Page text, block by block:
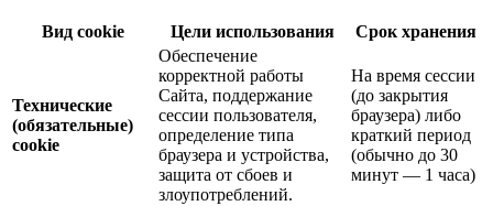
Вид cookie Цели использования Срок хранения
Технические
(обязательные)
cookie
Обеспечение
корректной работы
Сайта, поддержание
сессии пользователя,
определение типа
браузера и устройства,
защита от сбоев и
злоупотреблений.
На время сессии
(до закрытия
браузера) либо
краткий период
(обычно до 30
минут — 1 часа)